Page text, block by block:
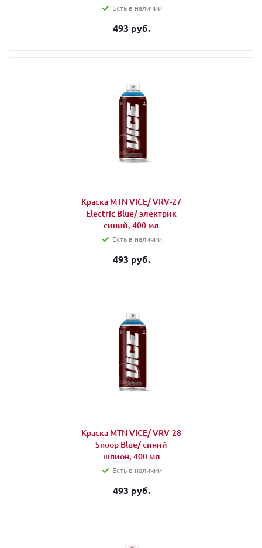
Есть в наличии
493 руб.
Краска MTN VICE/ VRV-27
Electric Blue/ электрик
синий, 400 мл
Есть в наличии
493 руб.
Краска MTN VICE/ VRV-28
Snoop Blue/ синий
шпион, 400 мл
Есть в наличии
493 руб.